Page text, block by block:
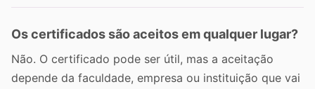
Os certificados são aceitos em qualquer lugar?
Não. O certificado pode ser útil, mas a aceitação
depende da faculdade, empresa ou instituição que vai